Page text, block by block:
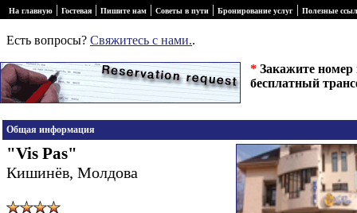
На главную | Гостевая | Пишите нам | Советы в пути | Бронирование услуг | Полезные
Есть вопросы? Свяжитесь с нами..
* Закажите номер
бесплатный
Общая информация
"Vis Pas"
Кишинёв, Молдова